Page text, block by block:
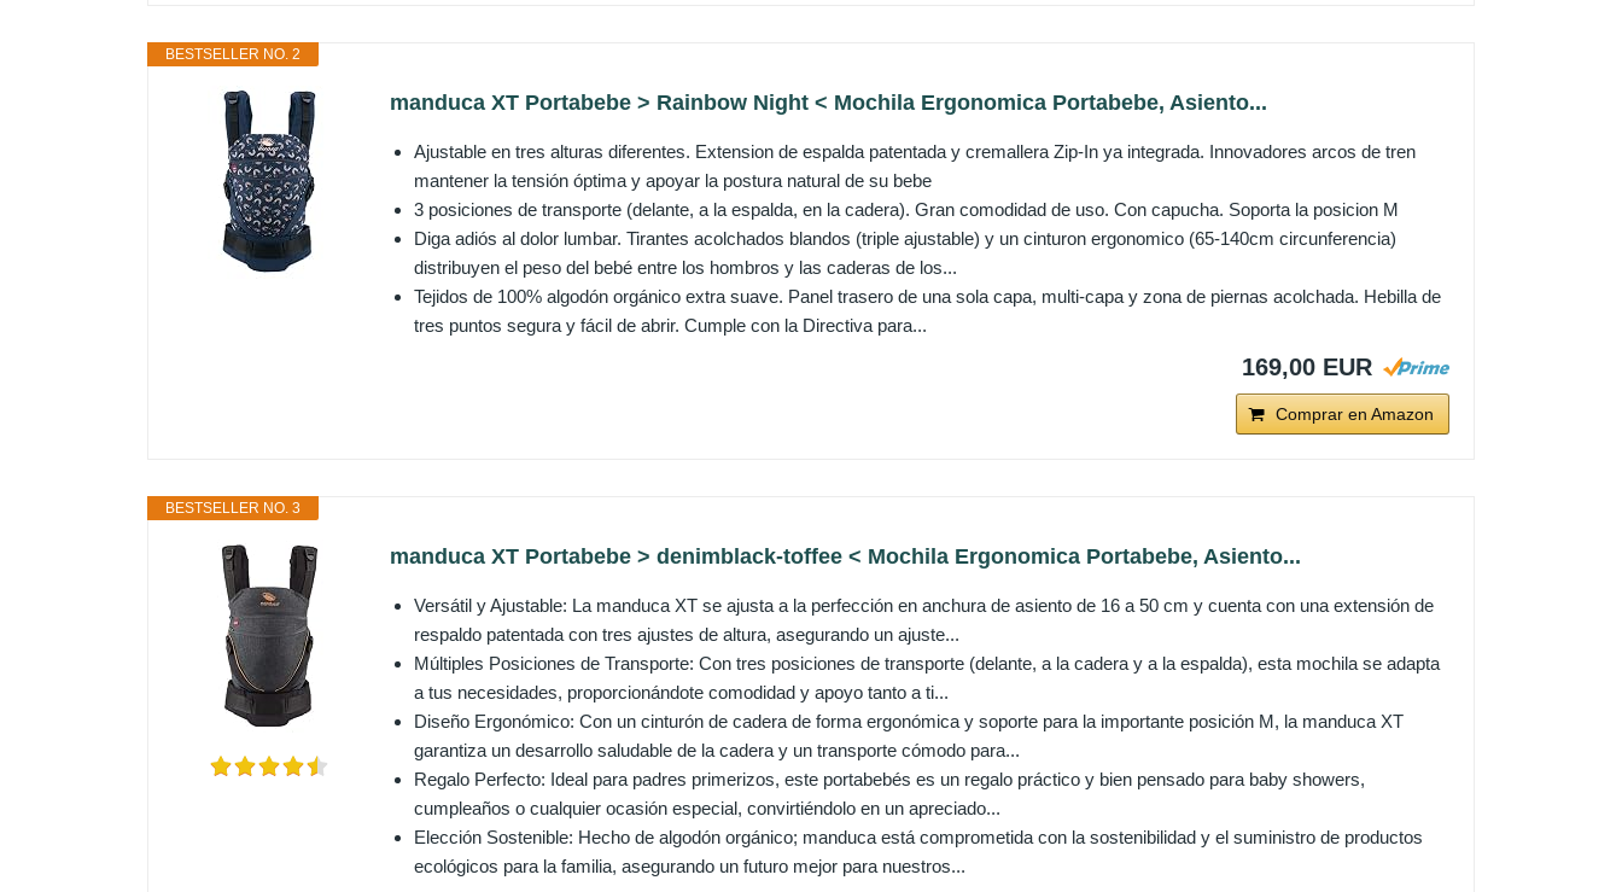
BESTSELLER NO. 2
manduca XT Portabebe > Rainbow Night < Mochila Ergonomica Portabebe, Asiento...
Ajustable en tres alturas diferentes. Extension de espalda patentada y cremallera Zip-In ya integrada. Innovadores arcos de tren
mantener la tensión óptima y apoyar la postura natural de su bebe
3 posiciones de transporte (delante, a la espalda, en la cadera). Gran comodidad de uso. Con capucha. Soporta la posicion M
Diga adiós al dolor lumbar. Tirantes acolchados blandos (triple ajustable) y un cinturon ergonomico (65-140cm circunferencia)
distribuyen el peso del bebé entre los hombros y las caderas de los...
Tejidos de 100% algodón orgánico extra suave. Panel trasero de una sola capa, multi-capa y zona de piernas acolchada. Hebilla de
tres puntos segura y fácil de abrir. Cumple con la Directiva para...
169,00 EUR
Comprar en Amazon
BESTSELLER NO. 3
manduca XT Portabebe > denimblack-toffee < Mochila Ergonomica Portabebe, Asiento...
Versátil y Ajustable: La manduca XT se ajusta a la perfección en anchura de asiento de 16 a 50 cm y cuenta con una extensión de
respaldo patentada con tres ajustes de altura, asegurando un ajuste...
Múltiples Posiciones de Transporte: Con tres posiciones de transporte (delante, a la cadera y a la espalda), esta mochila se adapta
a tus necesidades, proporcionándote comodidad y apoyo tanto a ti...
Diseño Ergonómico: Con un cinturón de cadera de forma ergonómica y soporte para la importante posición M, la manduca XT
garantiza un desarrollo saludable de la cadera y un transporte cómodo para...
Regalo Perfecto: Ideal para padres primerizos, este portabebés es un regalo práctico y bien pensado para baby showers,
cumpleaños o cualquier ocasión especial, convirtiéndolo en un apreciado...
Elección Sostenible: Hecho de algodón orgánico; manduca está comprometida con la sostenibilidad y el suministro de productos
ecológicos para la familia, asegurando un futuro mejor para nuestros...